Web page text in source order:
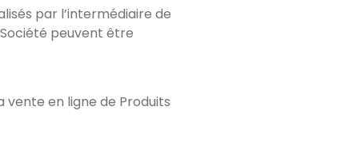
par l’intermédiaire de
peuvent être
en ligne de Produits